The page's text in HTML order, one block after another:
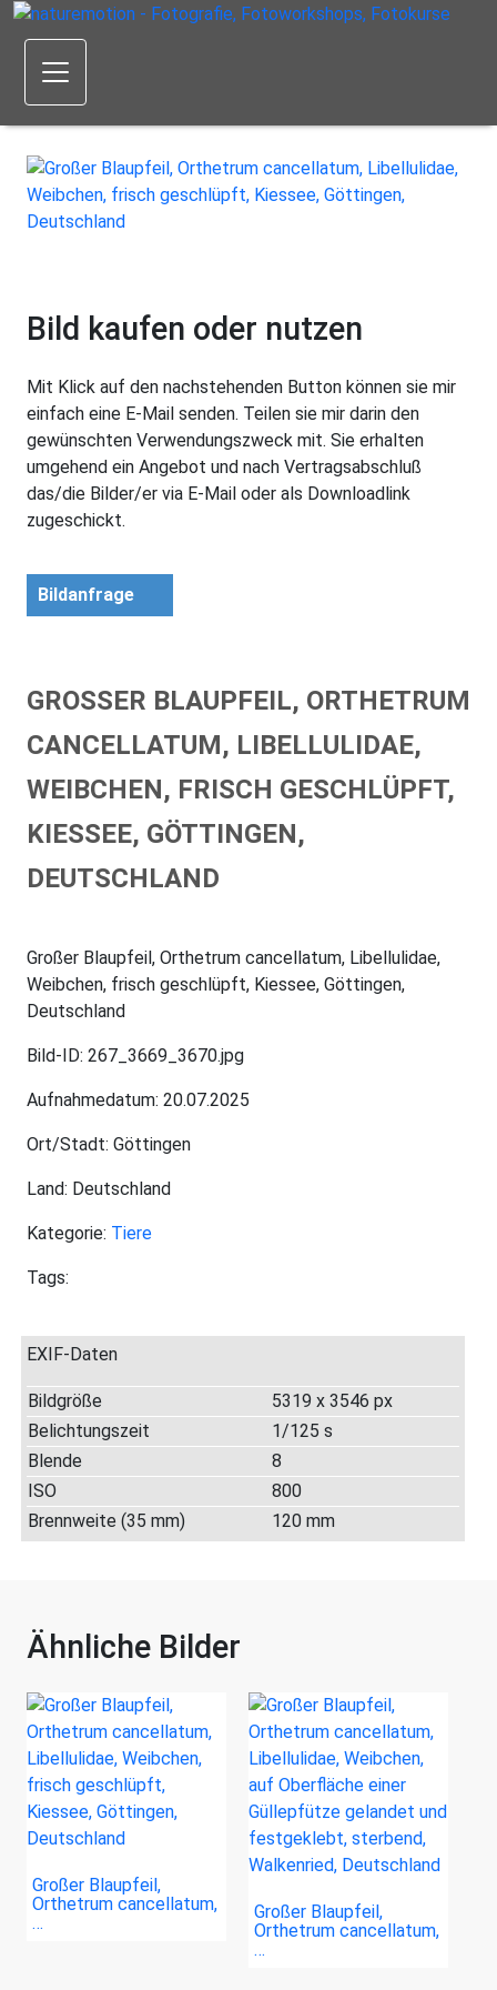
Bild kaufen oder nutzen
Mit Klick auf den nachstehenden Button können sie mir
einfach eine E-Mail senden. Teilen sie mir darin den
gewünschten Verwendungszweck mit. Sie erhalten
umgehend ein Angebot und nach Vertragsabschluß
das/die Bilder/er via E-Mail oder als Downloadlink
zugeschickt.
Bildanfrage
GROSSER BLAUPFEIL, ORTHETRUM C
ANCELLATUM, LIBELLULIDAE, W
EIBCHEN, FRISCH GESCHLÜPFT, K
IESSEE, GÖTTINGEN, D
EUTSCHLAND
Großer Blaupfeil, Orthetrum cancellatum, Libellulidae,
Weibchen, frisch geschlüpft, Kiessee, Göttingen,
Deutschland
Bild-ID: 267_3669_3670.jpg
Aufnahmedatum: 20.07.2025
Ort/Stadt: Göttingen
Land: Deutschland
Kategorie: Tiere
Tags:
EXIF-Daten
Bildgröße
5319 x 3546 px
Belichtungszeit
1/125 s
Blende
8
ISO
800
Brennweite (35 mm)
120 mm
Ähnliche Bilder
Großer Blaupfeil,
Orthetrum cancellatum,
…
Großer Blaupfeil,
Orthetrum cancellatum,
…